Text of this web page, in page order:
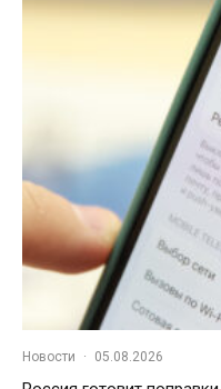
Новости · 05.08.2026